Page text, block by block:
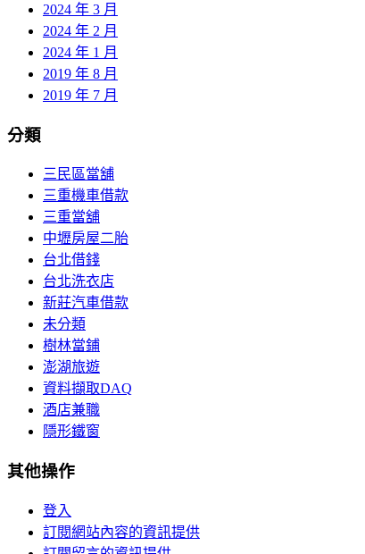
2024 年 3 月
2024 年 2 月
2024 年 1 月
2019 年 8 月
2019 年 7 月
分類
三民區當舖
三重機車借款
三重當舖
中壢房屋二胎
台北借錢
台北洗衣店
新莊汽車借款
未分類
樹林當鋪
澎湖旅遊
資料擷取DAQ
酒店兼職
隱形鐵窗
其他操作
登入
訂閱網站內容的資訊提供